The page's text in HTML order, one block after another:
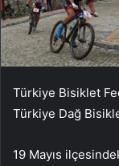
Türkiye Bisiklet
Türkiye Dağ
19 Mayıs